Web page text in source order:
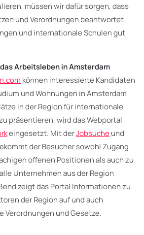
müssen wir dafür sorgen, dass
und Verordnungen beantwortet
und internationale Schulen gut
Arbeitsleben in Amsterdam
können interessierte Kandidaten
und Wohnungen in Amsterdam
in der Region für internationale
präsentieren, wird das Webportal
eingesetzt. Mit derJobsucheund
der Besucher sowohl Zugang
offenen Positionen als auch zu
Unternehmen aus der Region
zeigt das Portal Informationen zu
der Region auf und auch
Verordnungen und Gesetze.